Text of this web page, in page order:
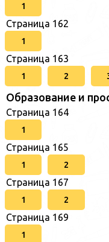
1
Страница 162
1
Страница 163
1 2
Образование и
Страница 164
1
Страница 165
1 2
Страница 167
1 2
Страница 169
1